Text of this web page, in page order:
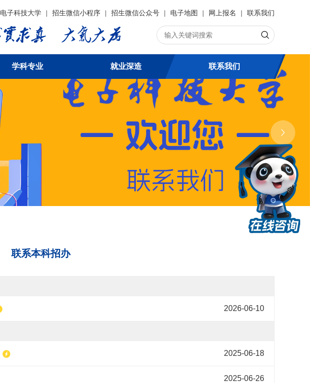
电子科技大学 | 招生微信小程序 | 招生微信公众号 | 电子地图 | 网上报名 | 联系我们
学科专业 就业深造 联系我们
联系本科招办
2026-06-10
2025-06-18
2025-06-26